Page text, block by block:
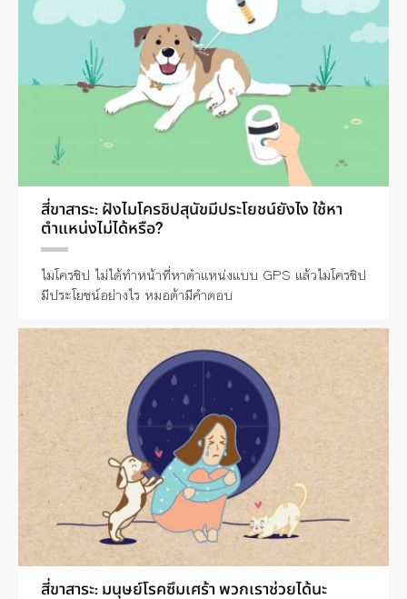
สี่ขาสาระ: ฝังไมโครชิปสุนัขมีประโยชน์ยังไง ใช้หา
ตำแหน่งไม่ได้หรือ?
ไมโครชิป ไม่ได้ทำหน้าที่หาตำแหน่งแบบ GPS แล้วไมโครชิป
มีประโยชน์อย่างไร หมอต้ามีคำตอบ
สี่ขาสาระ: มนุษย์โรคซึมเศร้า พวกเราช่วยได้นะ